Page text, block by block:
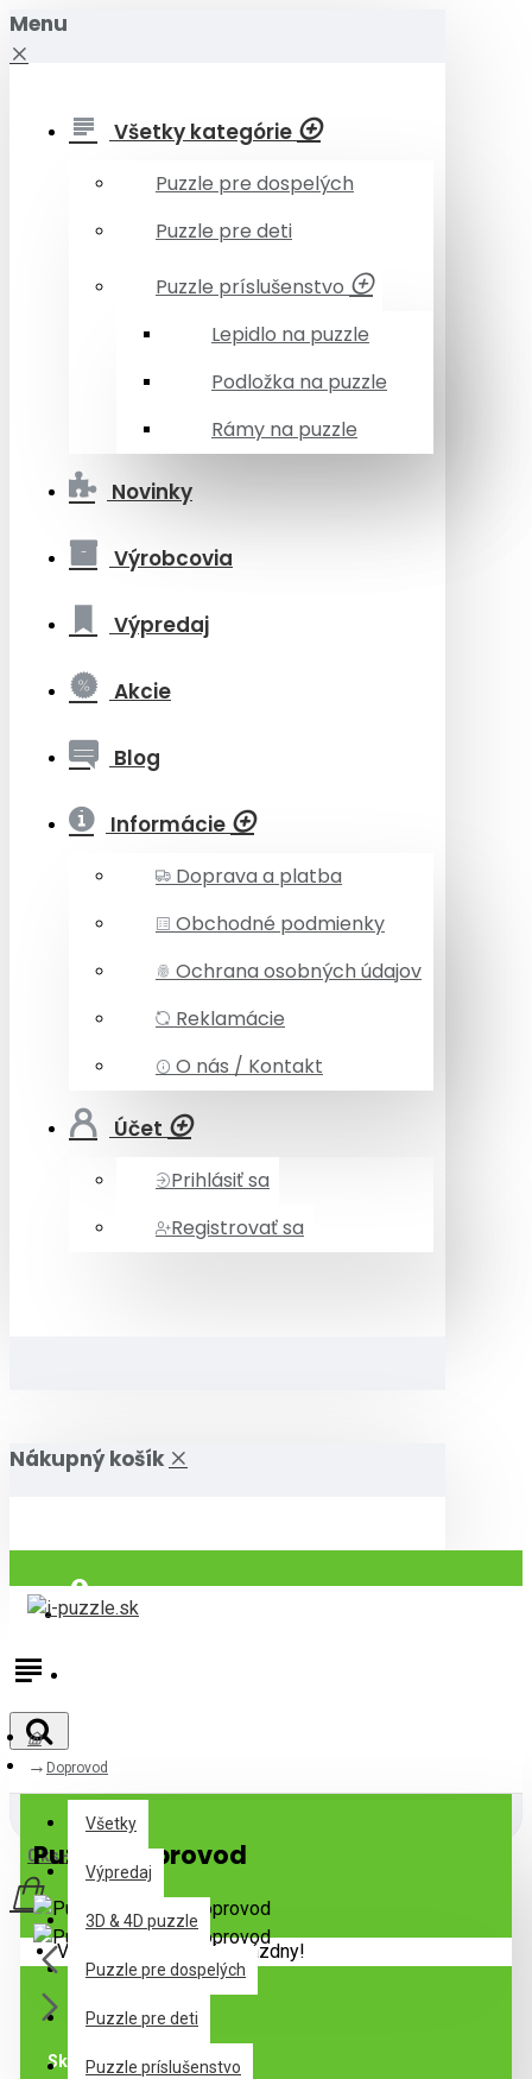
Menu
Všetky kategórie
Puzzle pre dospelých
Puzzle pre deti
Puzzle príslušenstvo
Lepidlo na puzzle
Podložka na puzzle
Rámy na puzzle
Novinky
Výrobcovia
Výpredaj
Akcie
Blog
Informácie
Doprava a platba
Obchodné podmienky
Ochrana osobných údajov
Reklamácie
O nás / Kontakt
Účet
Prihlásiť sa
Registrovať sa
Nákupný košík
Prihlásiť
Všetky
Všetky
Výpredaj
3D & 4D puzzle
Puzzle pre dospelých
Puzzle pre deti
Puzzle príslušenstvo
0 ks - 0,00€
Váš nákupný košík je prázdny!
Doprovod
Puzzle Doprovod
Skladom